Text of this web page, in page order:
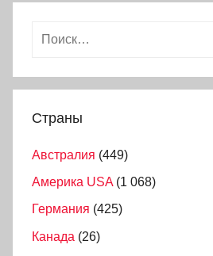
Страны
Австралия (449)
Америка USA(1 068)
Германия (425)
Канада (26)